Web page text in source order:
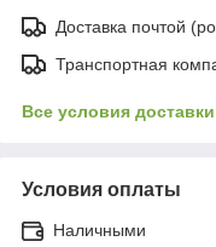
Доставка почтой
Транспортная
Все условия доставки
Условия оплаты
Наличными